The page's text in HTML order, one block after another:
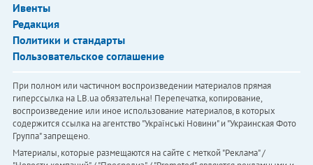
Ивенты
Редакция
Политики и стандарты
Пользовательское соглашение
При полном или частичном воспроизведении материалов прямая
гиперссылка на LB.ua обязательна! Перепечатка, копирование,
воспроизведение или иное использование материалов, в которых
содержится ссылка на агентство "Українськi Новини" и "Украинская Фото
Группа" запрещено.
Материалы, которые размещаются на сайте с меткой "Реклама" /